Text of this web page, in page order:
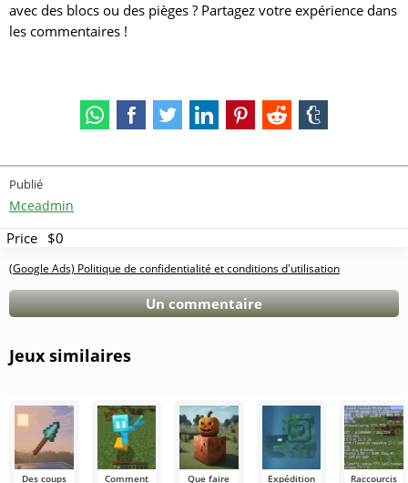
avec des blocs ou des pièges ? Partagez votre expérience dans
les commentaires !
Publié
Mceadmin
Price $0
(Google Ads) Politique de confidentialité et conditions d'utilisation
Un commentaire
Jeux similaires
Des coups
Comment
Que faire
Expédition
Raccourcis